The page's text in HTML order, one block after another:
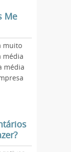
Me
muito
média
média